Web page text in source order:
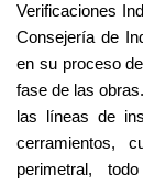
Verificaciones
Consejería de
en su proceso
fase de las
las líneas de
cerramientos,
perimetral,